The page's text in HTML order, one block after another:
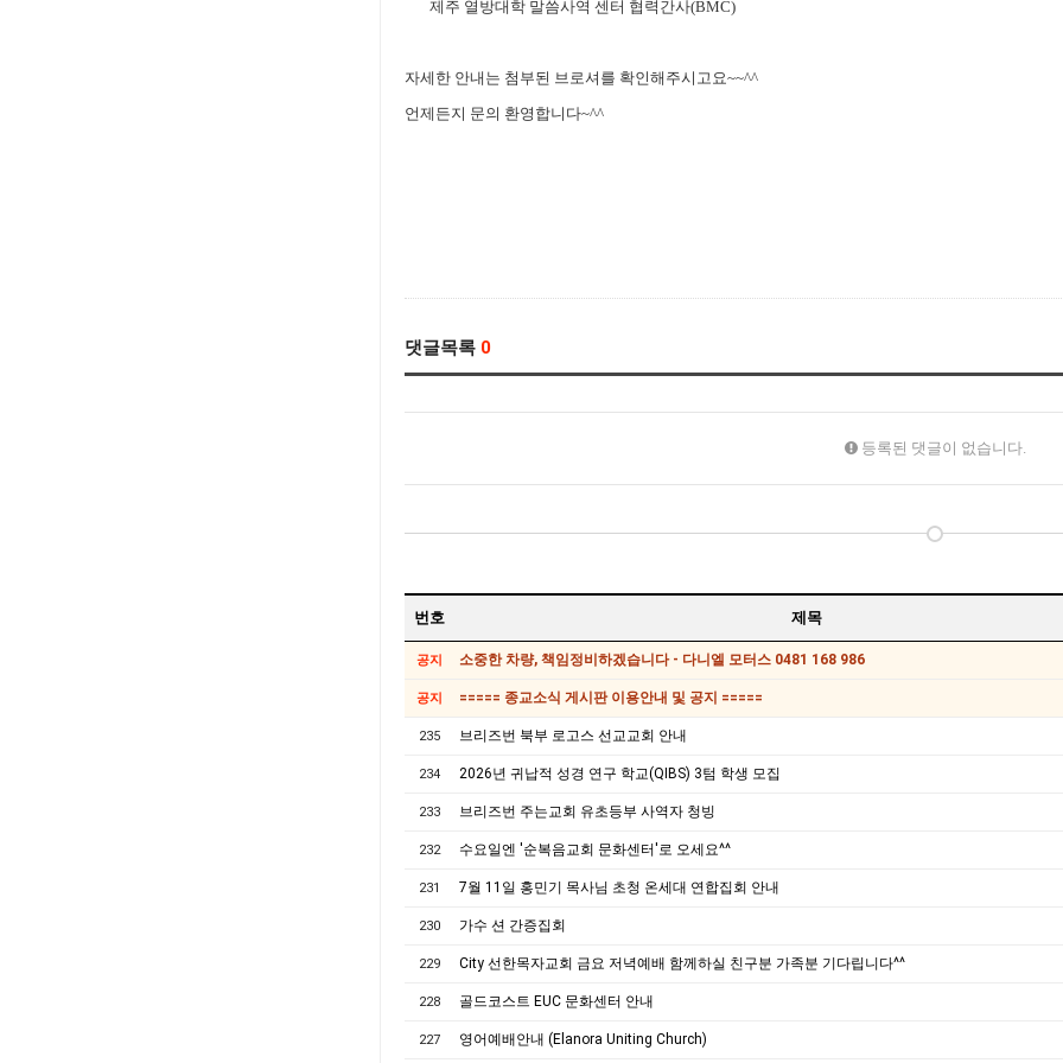
제주 열방대학 말씀사역 센터 협력간사(BMC)
자세한 안내는 첨부된 브로셔를 확인해주시고요~~^^
언제든지 문의 환영합니다~^^
댓글목록 0
등록된 댓글이 없습니다.
번호 제목
공지 소중한 차량, 책임정비하겠습니다 - 다니엘 모터스 0481 168 986
공지 ===== 종교소식 게시판 이용안내 및 공지 =====
235 브리즈번 북부 로고스 선교교회 안내
234 2026년 귀납적 성경 연구 학교(QIBS) 3텀 학생 모집
233 브리즈번 주는교회 유초등부 사역자 청빙
232 수요일엔 '순복음교회 문화센터'로 오세요^^
231 7월 11일 홍민기 목사님 초청 온세대 연합집회 안내
230 가수 션 간증집회
229 City 선한목자교회 금요 저녁예배 함께하실 친구분 가족분 기다립니다^^
228 골드코스트 EUC 문화센터 안내
227 영어예배안내 (Elanora Uniting Church)